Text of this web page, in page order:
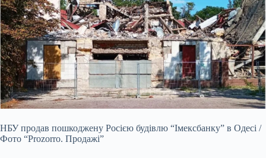
НБУ продав пошкоджену Росією будівлю “Імексбанку” в Одесі /
Фото “Prozorro. Продажі”